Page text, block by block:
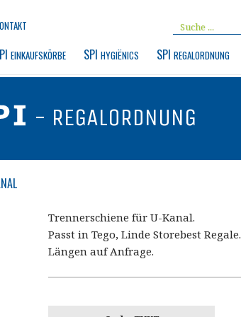
EINKAUFSKÖRBE SPI HYGIËNICS SPI REGALORDNUNG
- REGALORDNUNG
Trennerschiene für U-Kanal.
Passt in Tego, Linde Storebest Regale.
Längen auf Anfrage.